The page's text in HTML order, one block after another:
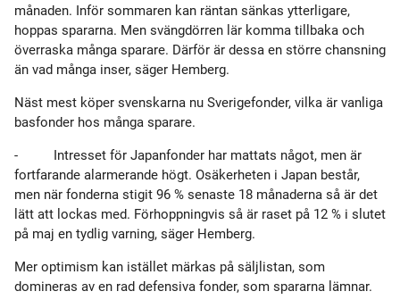
månaden. Inför sommaren kan räntan sänkas ytterligare,
hoppas spararna. Men svängdörren lär komma tillbaka och
överraska många sparare. Därför är dessa en större chansning
än vad många inser, säger Hemberg.
Näst mest köper svenskarna nu Sverigefonder, vilka är vanliga
basfonder hos många sparare.
-
Intresset för Japanfonder har mattats något, men är
fortfarande alarmerande högt. Osäkerheten i Japan består,
men när fonderna stigit 96 % senaste 18 månaderna så är det
lätt att lockas med. Förhoppningvis så är raset på 12 % i slutet
på maj en tydlig varning, säger Hemberg.
Mer optimism kan istället märkas på säljlistan, som
domineras av en rad defensiva fonder, som spararna lämnar.